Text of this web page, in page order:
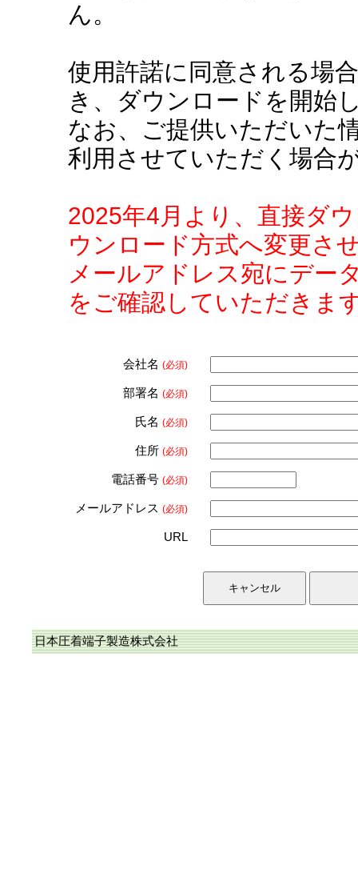
ん。
使用許諾に同意される場
き、ダウンロードを開始
なお、ご提供いただいた
利用させていただく場合
2025年4月より、直接ダ
ウンロード方式へ変更さ
メールアドレス宛にデー
をご確認していただきま
会社名 (必須)
部署名 (必須)
氏名 (必須)
住所 (必須)
電話番号 (必須)
メールアドレス (必須)
URL
日本圧着端子製造株式会社